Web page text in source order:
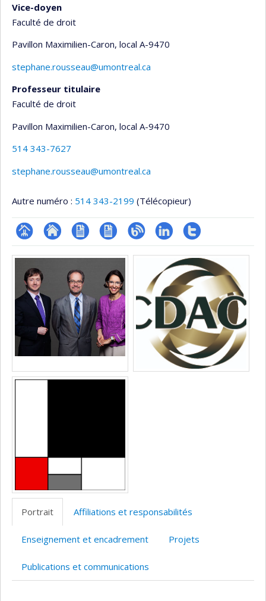
Vice-doyen
Faculté de droit
Pavillon Maximilien-Caron, local A-9470
stephane.rousseau@umontreal.ca
Professeur titulaire
Faculté de droit
Pavillon Maximilien-Caron, local A-9470
514 343-7627
stephane.rousseau@umontreal.ca
Autre numéro : 514 343-2199 (Télécopieur)
Page
professionnelle
(faculté,département,école)
Site
web
l’unité
de
recherche
CV
CV
en
anglais
BlogueLinkedInCompte
Twitter
Médias
Portrait Affiliations et responsabilités
Enseignement et encadrement Projets
Publications et communications